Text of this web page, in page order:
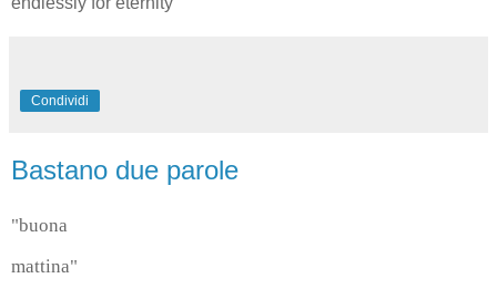
Condividi
Bastano due parole
"buona
mattina"